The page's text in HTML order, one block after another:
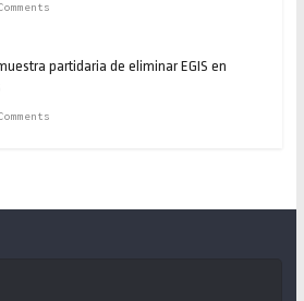
partidaria de eliminar EGIS en